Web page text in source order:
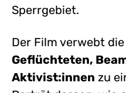
Sperrgebiet.
Der Film verwebt die
Geflüchteten,
Aktivist:innen zu